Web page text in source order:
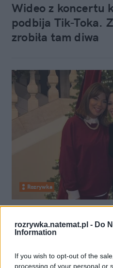
rozrywka.natemat.pl - Do
Information
If you wish to opt-out of the
processing of your personal or
Wideo z koncertu
podbija Tik-Toka.
zrobiła tam diwa
Rozrywka
26 listopada 2024, 05:58
"Mogłybyśmy
Doda zdradza
Górniak